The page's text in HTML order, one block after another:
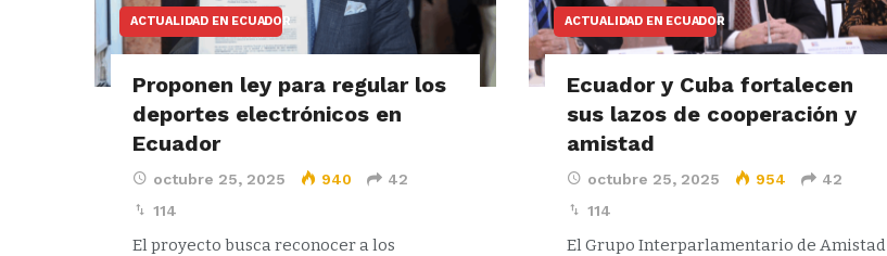
ACTUALIDAD EN ECUADOR
Proponen ley para regular los
deportes electrónicos en
Ecuador
octubre 25, 2025 940
42
114
El proyecto busca reconocer a los
ACTUALIDAD EN ECUADOR
Ecuador y Cuba fortalecen
sus lazos de cooperación y
amistad
octubre 25, 2025 954
42
114
El Grupo Interparlamentario de Amistad